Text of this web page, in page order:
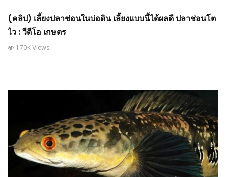
(คลิป) เลี้ยงปลาช่อนในบ่อดิน เลี้ยงแบบนี้ได้ผลดี ปลาช่อนโต
ไว : วีดีโอ เกษตร
1.70K Views